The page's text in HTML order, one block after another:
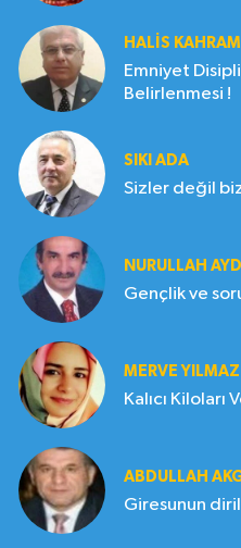
HALIS
Emniyet
Belirlenmesi !
SIKI ADA
Sizler değil
NURULLAH
MERVE YILMAZ
Kalıcı Kiloları
ABDULLAH
Giresunun